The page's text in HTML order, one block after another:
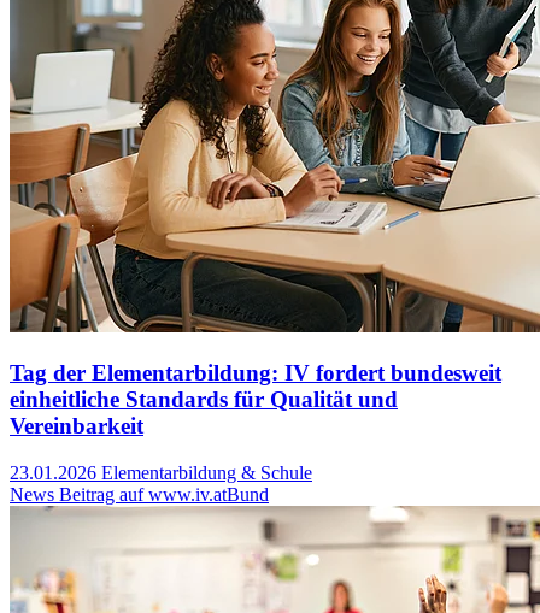
Tag der Elementarbildung: IV fordert bundesweit
einheitliche Standards für Qualität und
Vereinbarkeit
23.01.2026 Elementarbildung & Schule
News Beitrag auf www.iv.atBund